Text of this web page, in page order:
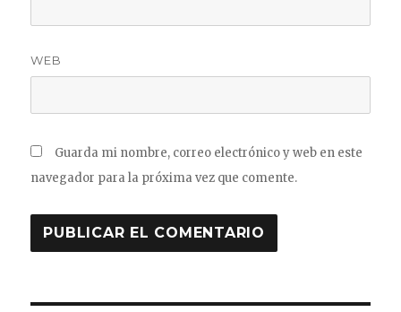
WEB
Guarda mi nombre, correo electrónico y web en este
navegador para la próxima vez que comente.